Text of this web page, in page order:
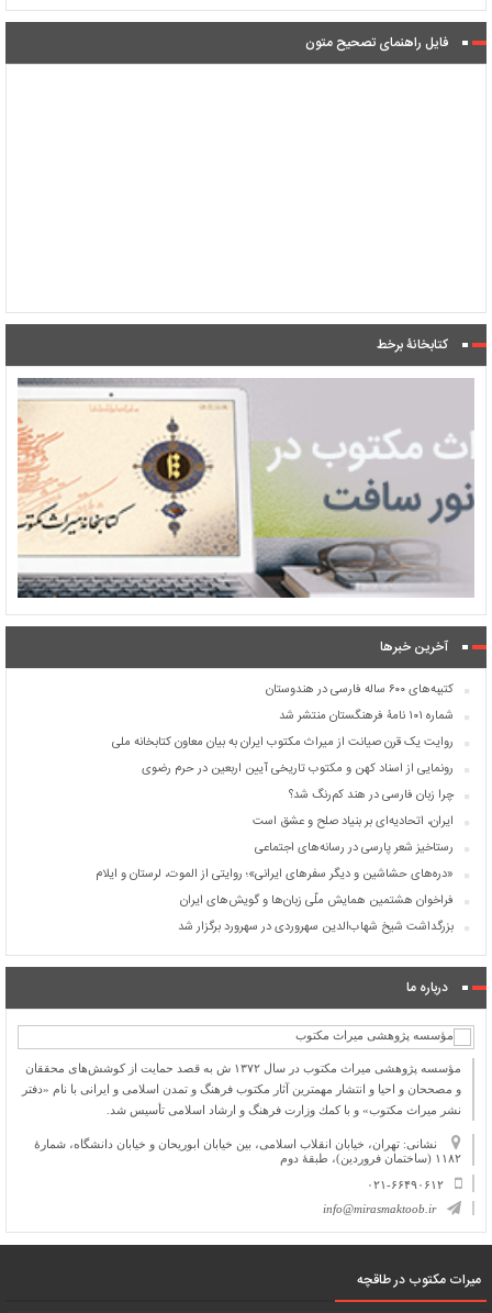
فایل راهنمای تصحیح متون
کتابخانۀ برخط
آخرین خبرها
کتیبه‌های ۶۰۰ ساله فارسی در هندوستان
شماره ۱۰۱ نامۀ فرهنگستان منتشر شد
روایت یک قرن صیانت از میراث مکتوب ایران به بیان معاون کتابخانه ملی
رونمایی از اسناد کهن و مکتوب تاریخی آیین اربعین در حرم رضوی
چرا زبان فارسی در هند کم‌رنگ شد؟
ایران، اتحادیه‌ای بر بنیاد صلح و عشق است
رستاخیز شعر پارسی در رسانه‌های اجتماعی
«دره‌های حشاشین و دیگر سفرهای ایرانی»؛ روایتی از الموت، لرستان و ایلام
فراخوان هشتمین همایش ملّی زبان‌ها و گویش‌های ایران
بزرگداشت شیخ شهاب‌الدین سهروردی در سهرورد برگزار شد
درباره ما
مؤسسه پژوهشی میراث مكتوب در سال ۱۳۷۲ ش به قصد حمایت از كوشش‌های محققان
و مصححان و احیا و انتشار مهمترین آثار مكتوب فرهنگ و تمدن اسلامی و ایرانی با نام «دفتر
نشر میراث مكتوب» و با كمك وزارت فرهنگ و ارشاد اسلامی تأسیس شد.
نشانی: تهران، خیابان انقلاب اسلامی، بین خیابان ابوریحان و خیابان دانشگاه، شمارۀ
۱۱۸۲ (ساختمان فروردین)، طبقۀ دوم
۰۲۱-۶۶۴۹۰۶۱۲
info@mirasmaktoob.ir
میرات مکتوب در طاقچه